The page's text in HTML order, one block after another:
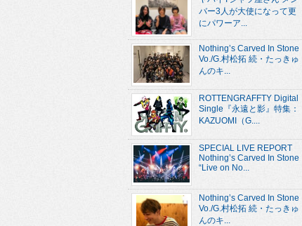
バー3人が大使になって更
にパワーア...
Nothing’s Carved In Stone
Vo./G.村松拓 続・たっきゅ
んのキ...
ROTTENGRAFFTY Digital
Single『永遠と影』特集：
KAZUOMI（G....
SPECIAL LIVE REPORT
Nothing’s Carved In Stone
“Live on No...
Nothing’s Carved In Stone
Vo./G.村松拓 続・たっきゅ
んのキ...